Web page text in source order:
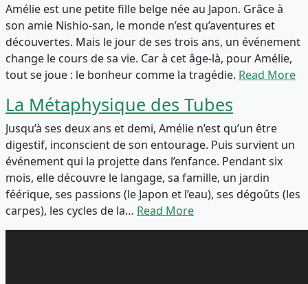
Amélie est une petite fille belge née au Japon. Grâce à
son amie Nishio-san, le monde n’est qu’aventures et
découvertes. Mais le jour de ses trois ans, un événement
change le cours de sa vie. Car à cet âge-là, pour Amélie,
tout se joue : le bonheur comme la tragédie. Read More
La Métaphysique des Tubes
Jusqu’à ses deux ans et demi, Amélie n’est qu’un être
digestif, inconscient de son entourage. Puis survient un
événement qui la projette dans l’enfance. Pendant six
mois, elle découvre le langage, sa famille, un jardin
féérique, ses passions (le Japon et l’eau), ses dégoûts (les
carpes), les cycles de la… Read More